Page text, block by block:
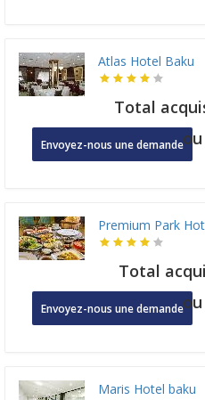
Atlas Hotel Baku
Total
Envoyez-nous une demandeou
Premium Park
Total
Envoyez-nous une demandeou
Maris Hotel baku